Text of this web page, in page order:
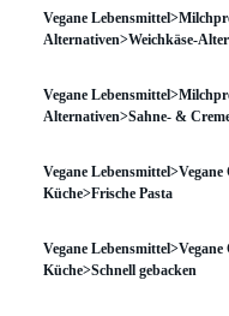
Vegane
Alternativen>Weichkäse-
Vegane
Alternativen>Sahne- &
Vegane
Küche>Frische Pasta
Vegane
Küche>Schnell gebacken